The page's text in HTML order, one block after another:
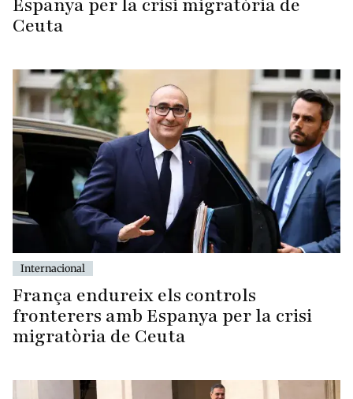
Ceuta
Internacional
França endureix els controls
fronterers amb Espanya per la crisi
migratòria de Ceuta